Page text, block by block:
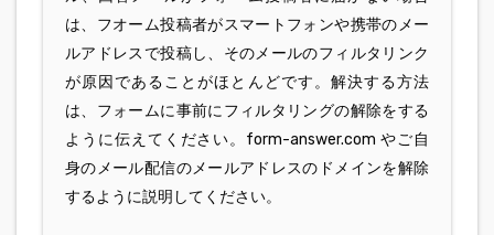
は、フオーム投稿者がスマートフォンや携帯のメー
ルアドレスで投稿し、そのメールのフィルタリンク
が原因であることがほとんどです。解決する方法
は、フォームに事前にフィルタリングの解除をする
ように伝えてください。form-answer.com やご自
身のメール配信のメールアドレスのドメインを解除
するように説明してください。